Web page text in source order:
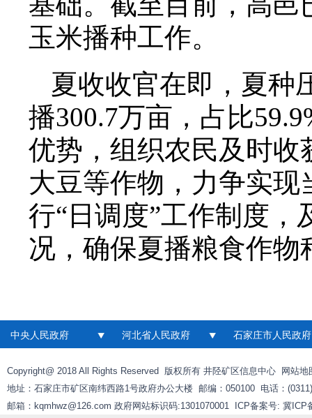
玉米播种工作。
夏收收官在即，夏种
播300.7万亩，占比
优势，组织农民及时
大豆等作物，力争实
行“日调度”工作制度
况，确保夏播粮食作